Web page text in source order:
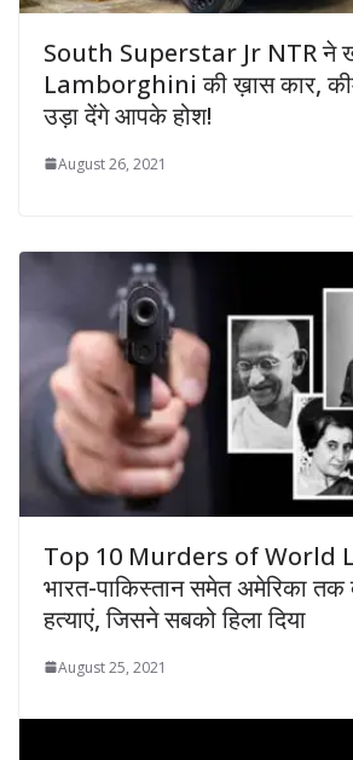
South Superstar Jr NTR ने
Lamborghini की ख़ास कार,
उड़ा देंगे आपके होश!
August 26, 2021
Top 10 Murders of World
भारत-पाकिस्तान समेत अमेरिका तक
हत्याएं, जिसने सबको हिला दिया
August 25, 2021